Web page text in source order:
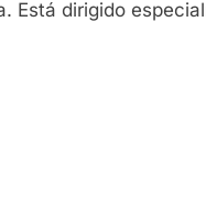
dirigido